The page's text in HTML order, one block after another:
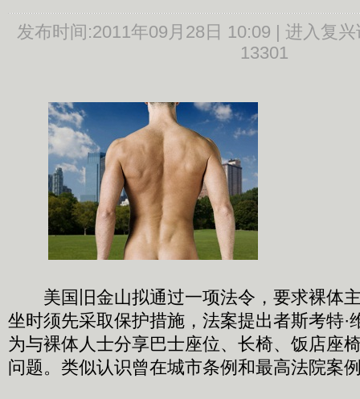
发布时间:2011年09月28日 10:09 | 进入复兴
13301
美国旧金山拟通过一项法令，要求裸体
坐时须先采取保护措施，法案提出者斯考特·
为与裸体人士分享巴士座位、长椅、饭店座
问题。类似认识曾在城市条例和最高法院案